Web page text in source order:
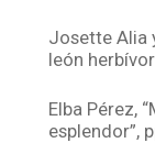
Josette Alia
león
Elba Pérez,
esplendor”,